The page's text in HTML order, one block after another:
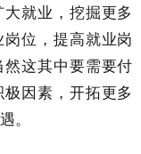
就业，挖掘更多
位，提高就业岗
这其中要需要付
因素，开拓更多
。